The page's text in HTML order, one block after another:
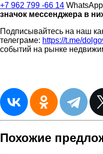
+7 962 799 -66 14
значок мессенджера в
Подписывайтесь на наш
телеграме: https://t.me/
событий на рынке
Похожие